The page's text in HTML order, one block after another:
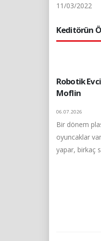
11/03/2022
Keditörün
Robotik
Moflin
06.07.2026
Bir dönem
oyuncaklar
yapar, birkaç